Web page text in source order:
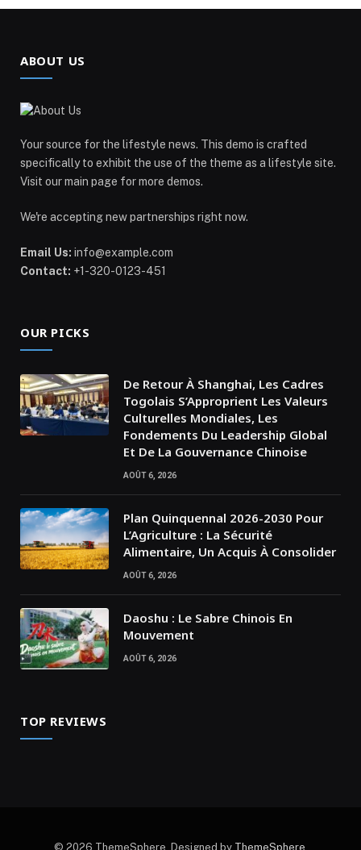
ABOUT US
Your source for the lifestyle news. This demo is crafted
specifically to exhibit the use of the theme as a lifestyle site.
Visit our main page for more demos.
We're accepting new partnerships right now.
Email Us: info@example.com
Contact: +1-320-0123-451
OUR PICKS
De Retour À Shanghai, Les Cadres
Togolais S’Approprient Les Valeurs
Culturelles Mondiales, Les
Fondements Du Leadership Global
Et De La Gouvernance Chinoise
AOÛT 6, 2026
Plan Quinquennal 2026-2030 Pour
L’Agriculture : La Sécurité
Alimentaire, Un Acquis À Consolider
AOÛT 6, 2026
Daoshu : Le Sabre Chinois En
Mouvement
AOÛT 6, 2026
TOP REVIEWS
© 2026 ThemeSphere. Designed by ThemeSphere